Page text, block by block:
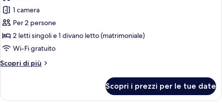
foto
per
Camera
familiare
1 camera
Per 2 persone
2 letti singoli e 1 divano letto (matrimoniale)
Wi-Fi gratuito
Scopri di più
Altri
familiare
Scopri i prezzi per le tue date